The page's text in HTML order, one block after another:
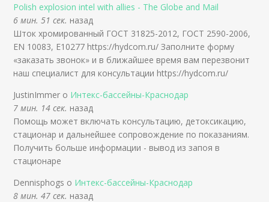
Polish explosion intel with allies - The Globe and Mail
6 мин. 51 сек. назад
Шток хромированный ГОСТ 31825-2012, ГОСТ 2590-2006,
EN 10083, E10277 https://hydcom.ru/ Заполните форму
«заказать звонок» и в ближайшее время вам перезвонит
наш специалист для конcультации https://hydcom.ru/
JustinImmer о Интекс-бассейны-Краснодар
7 мин. 14 сек. назад
Помощь может включать консультацию, детоксикацию,
стационар и дальнейшее сопровождение по показаниям.
Получить больше информации - вывод из запоя в
стационаре
Dennisphogs о Интекс-бассейны-Краснодар
8 мин. 47 сек. назад